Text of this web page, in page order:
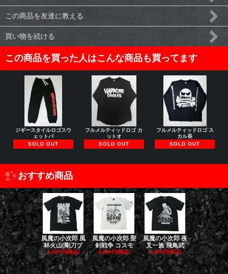
この商品を友達に教える
買い物を続ける
この商品を買った人はこんな商品も買ってます
ジギースタイルロゴスウ
ェットパ
SOLD OUT
フルメルティッドロゴ カ
ットオ
SOLD OUT
フルメルティッドロゴ ス
カル長
SOLD OUT
おすすめ商品
風魔の小次郎 風
林火山(剛刀ブ
4,400円(税込)
風魔の小次郎 聖
剣戦争 コスモ
4,400円(税込)
風魔の小次郎 夜
叉一族 飛鳥武
4,400円(税込)
風魔の小次
魔一族 竜
4,400円(税